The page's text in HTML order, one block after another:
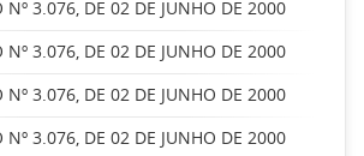
Nº 3.076, DE 02 DE JUNHO DE 2000
Nº 3.076, DE 02 DE JUNHO DE 2000
Nº 3.076, DE 02 DE JUNHO DE 2000
Nº 3.076, DE 02 DE JUNHO DE 2000